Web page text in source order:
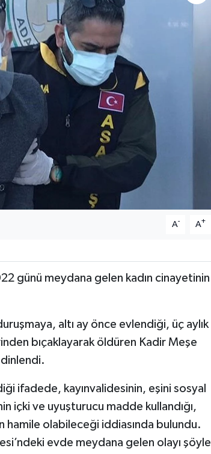
A- A+
günü meydana gelen kadın cinayetinin
altı ay önce evlendiği, üç aylık
bıçaklayarak öldüren Kadir Meşe
ifadede, kayınvalidesinin, eşini sosyal
içki ve uyuşturucu madde kullandığı,
olabileceği iddiasında bulundu.
evde meydana gelen olayı şöyle